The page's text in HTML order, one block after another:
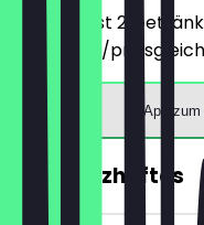
Du bestellst 2
günstigere/
App
2für1 Herzhaftes